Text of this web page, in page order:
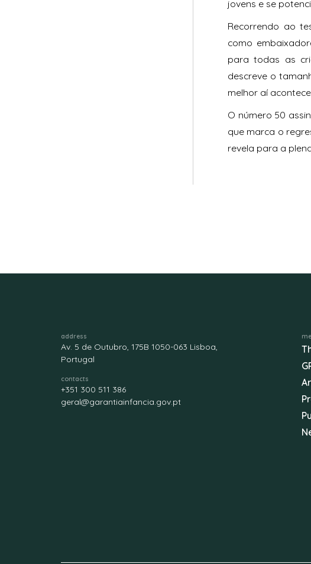
jovens e se
Recorrendo ao
como
para todas as
descreve o
melhor aí
O número 50
que marca o
revela para a
address
Av. 5 de Outubro, 175B 1050-063 Lisboa,
Portugal
contacts
+351 300 511 386
geral@garantiainfancia.gov.pt